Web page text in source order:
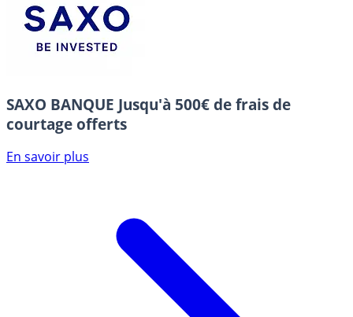
SAXO BANQUE Jusqu'à 500€ de frais de
courtage offerts
En savoir plus